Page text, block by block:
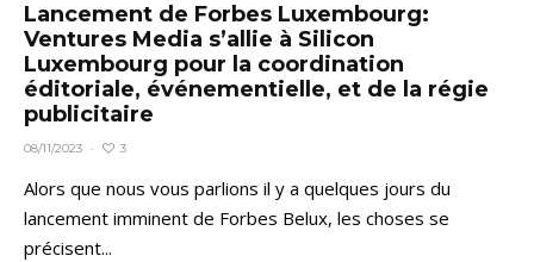
Lancement de Forbes Luxembourg:
Ventures Media s’allie à Silicon
Luxembourg pour la coordination
éditoriale, événementielle, et de la régie
publicitaire
08/11/2023 · 3
Alors que nous vous parlions il y a quelques jours du
lancement imminent de Forbes Belux, les choses se
précisent...